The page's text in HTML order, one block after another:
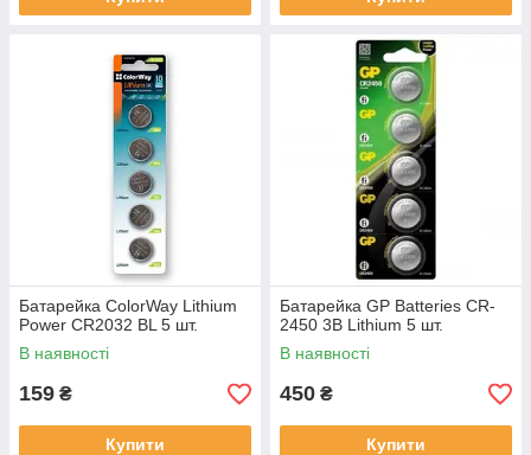
Батарейка ColorWay Lithium
Power CR2032 BL 5 шт.
В наявності
159 ₴
Купити
Батарейка GP Batteries CR-
2450 3B Lithium 5 шт.
В наявності
450 ₴
Купити